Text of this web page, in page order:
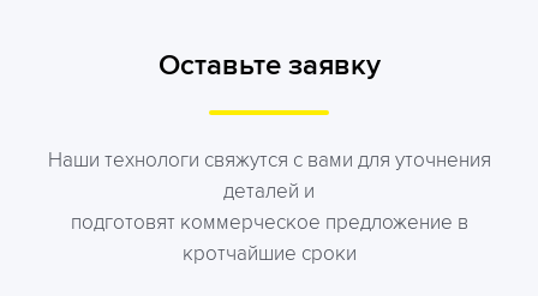
Оставьте заявку
Наши технологи свяжутся с вами для уточнения
деталей и
подготовят коммерческое предложение в
кротчайшие сроки